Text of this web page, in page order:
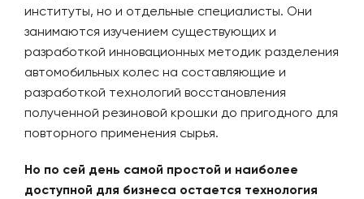
институты, но и отдельные специалисты. Они
занимаются изучением существующих и
разработкой инновационных методик разделения
автомобильных колес на составляющие и
разработкой технологий восстановления
полученной резиновой крошки до пригодного для
повторного применения сырья.
Но по сей день самой простой и наиболее
доступной для бизнеса остается технология